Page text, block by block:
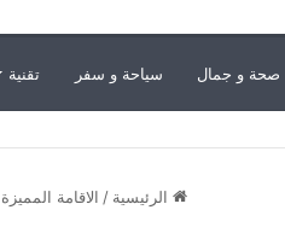
صحة و جمال سياحة و سفر تقنية
الرئيسية / الاقامة المميزة